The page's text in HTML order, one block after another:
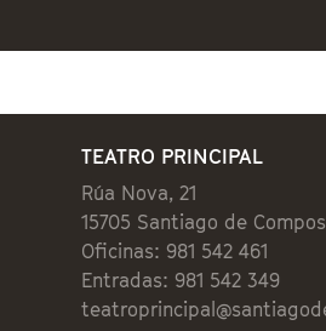
TEATRO PRINCIPAL
Rúa Nova, 21
15705 Santiago de
Oficinas: 981 542 461
Entradas: 981 542 349